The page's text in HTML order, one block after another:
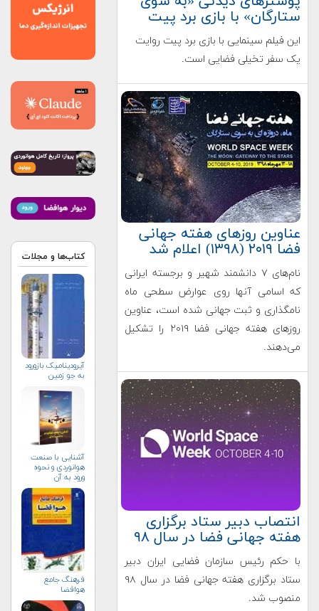
ستارگان» با بازی برد پیت
این فیلم سینمایی با بازی برد پیت روایت
یک سفر تخیلی فضایی است.
عناوین روزهای هفته جهانی
فضا ۲۰۱۹ (۱۳۹۸) اعلام شد
نام‌های ۷ دانشمند شهیر و برجسته ایرانی
که اسامی آنها روی عوارض سطحی ماه
نامگذاری و ثبت جهانی شده است، عناوین
روزهای هفته جهانی فضا ۲۰۱۹ را تشکیل
می‌دهند.
انتصاب دبیر ستاد برگزاری
هفته جهانی فضا در سال ۹۸
با حکم رئیس سازمان فضایی ایران دبیر
ستاد برگزاری هفته جهانی فضا در سال ۹۸
منصوب شد.
کتاب‌ها و مجلات
آیرودینامیک بازورود
به جو زمین
آشنایی با صنعت
هوانوردی و نحوه
ورود به آن
فرهنگ جامع
هوافضا